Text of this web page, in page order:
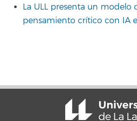
La ULL presenta un modelo
pensamiento crítico con IA